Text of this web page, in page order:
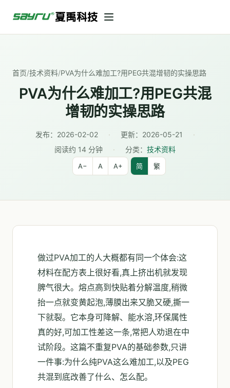
首页/技术资料/PVA为什么难加工?用PEG共混增韧的实操思路
PVA为什么难加工?用PEG共混
增韧的实操思路
发布： 2026-02-02 · 更新： 2026-05-21
·
阅读约 14 分钟
· 分类： 技术资料
A− A A+ 简 繁
做过PVA加工的人大概都有同一个体会:这
材料在配方表上很好看,真上挤出机就发现
脾气很大。熔点高到快贴着分解温度,稍微
抬一点就变黄起泡,薄膜出来又脆又硬,撕一
下就裂。它本身可降解、能水溶,环保属性
真的好,可加工性差这一条,常把人劝退在中
试阶段。这篇不重复PVA的基础参数,只讲
一件事:为什么纯PVA这么难加工,以及PEG
共混到底改善了什么、怎么配。